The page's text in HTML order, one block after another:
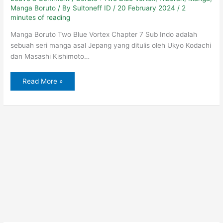
Manga Boruto / By Sultoneff ID / 20 February 2024 / 2
minutes of reading
Manga Boruto Two Blue Vortex Chapter 7 Sub Indo adalah
sebuah seri manga asal Jepang yang ditulis oleh Ukyo Kodachi
dan Masashi Kishimoto…
Read More »